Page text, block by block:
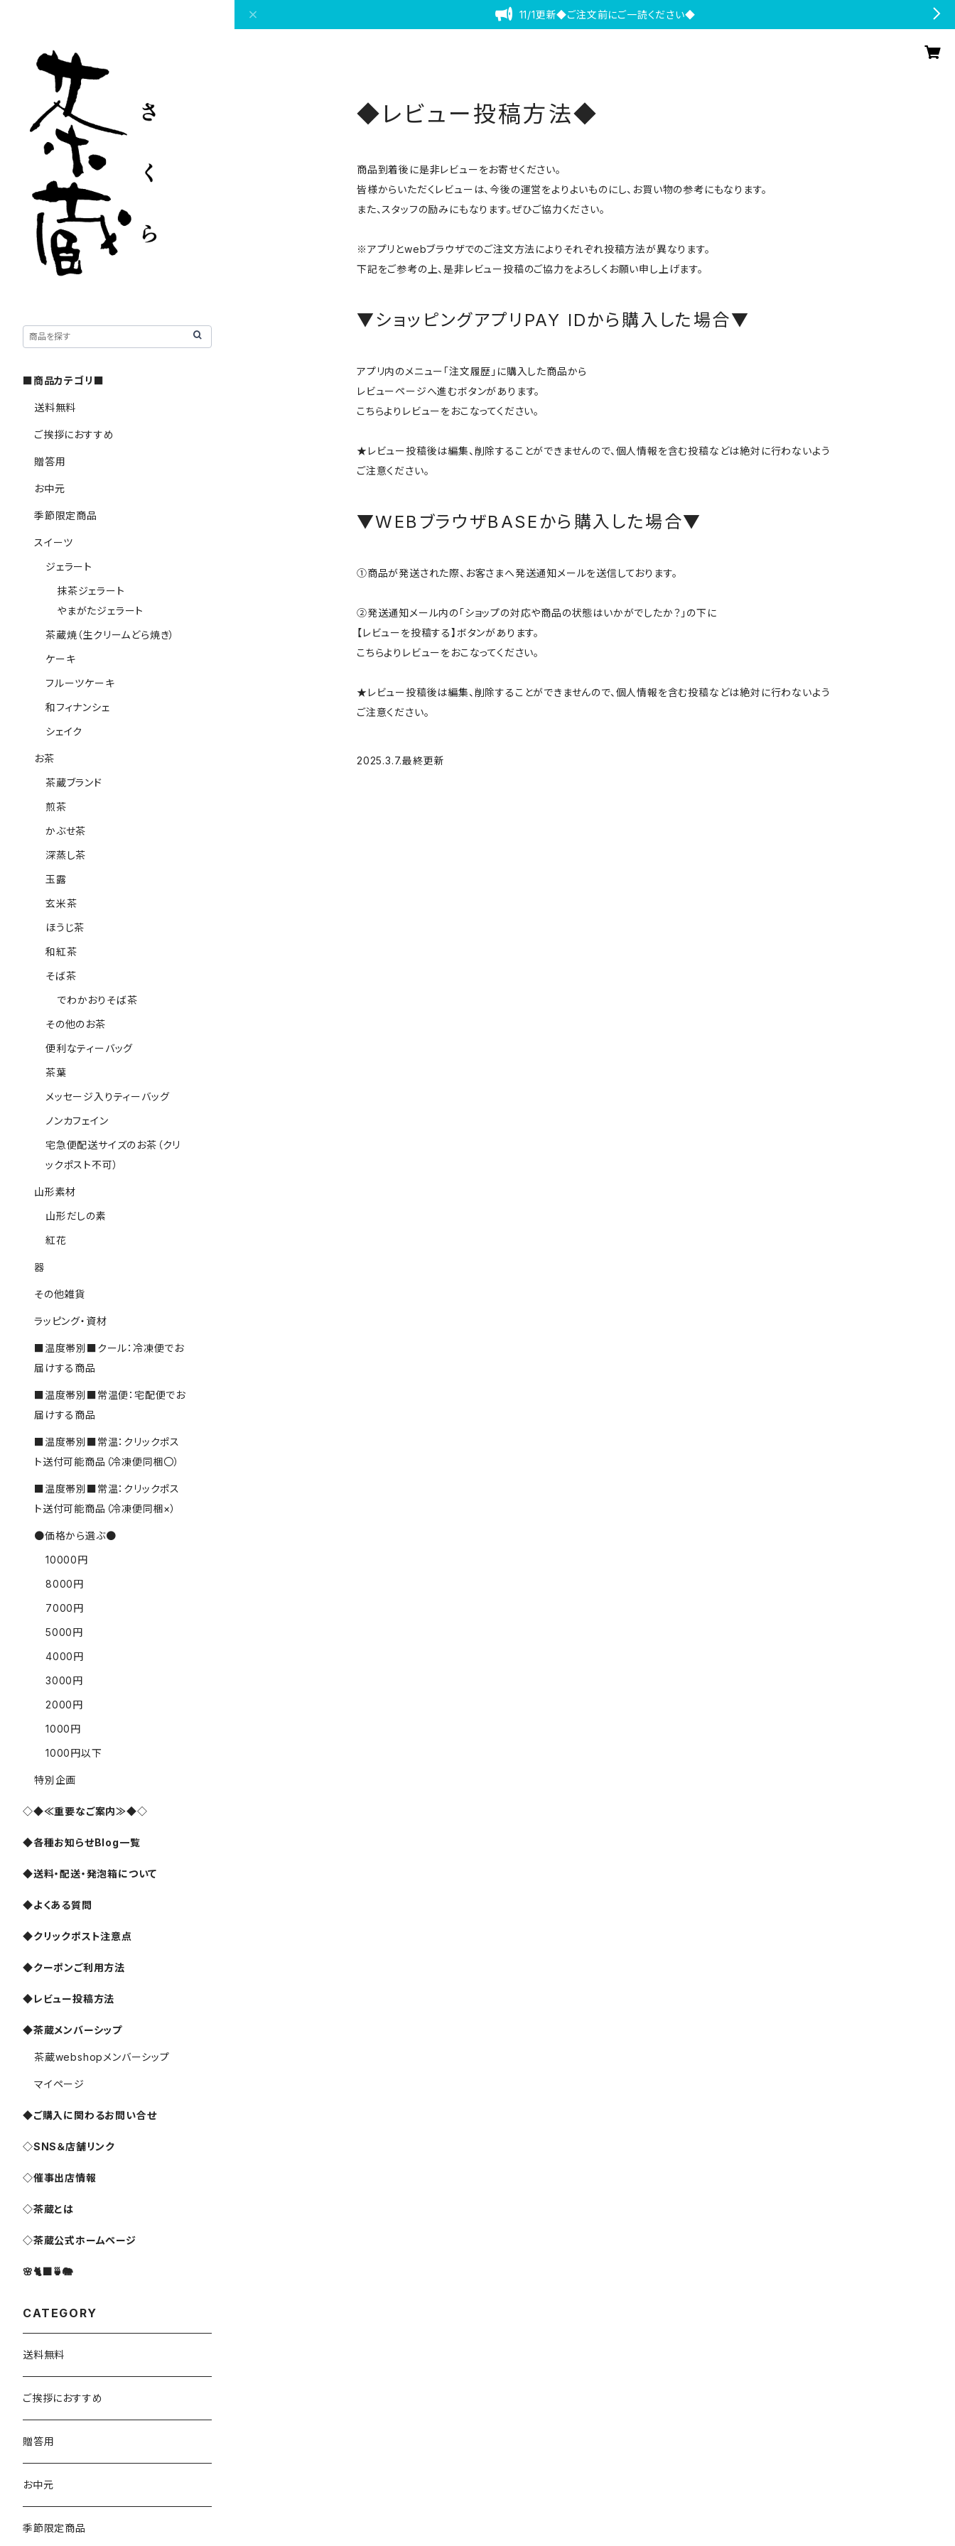
11/1更新◆ご注文前にご一読ください◆
◆レビュー投稿方法◆
商品到着後に是非レビューをお寄せください。
皆様からいただくレビューは、今後の運営をよりよいものにし、お買い物の参考にもなります。
また、スタッフの励みにもなります。ぜひご協力ください。
※アプリとwebブラウザでのご注文方法によりそれぞれ投稿方法が異なります。
下記をご参考の上、是非レビュー投稿のご協力をよろしくお願い申し上げます。
▼ショッピングアプリPAY IDから購入した場合▼
アプリ内のメニュー「注文履歴」に購入した商品から
レビューページへ進むボタンがあります。
こちらよりレビューをおこなってください。
★レビュー投稿後は編集、削除することができませんので、個人情報を含む投稿などは絶対に行わないよう
ご注意ください。
▼WEBブラウザBASEから購入した場合▼
①商品が発送された際、お客さまへ発送通知メールを送信しております。
②発送通知メール内の「ショップの対応や商品の状態はいかがでしたか？」の下に
【レビューを投稿する】ボタンがあります。
こちらよりレビューをおこなってください。
★レビュー投稿後は編集、削除することができませんので、個人情報を含む投稿などは絶対に行わないよう
ご注意ください。
2025.3.7.最終更新
■商品カテゴリ■
送料無料
ご挨拶におすすめ
贈答用
お中元
季節限定商品
スイーツ
ジェラート
抹茶ジェラート
やまがたジェラート
茶蔵焼（生クリームどら焼き）
ケーキ
フルーツケーキ
和フィナンシェ
シェイク
お茶
茶蔵ブランド
煎茶
かぶせ茶
深蒸し茶
玉露
玄米茶
ほうじ茶
和紅茶
そば茶
でわかおりそば茶
その他のお茶
便利なティーバッグ
茶葉
メッセージ入りティーバッグ
ノンカフェイン
宅急便配送サイズのお茶（クリ
ックポスト不可）
山形素材
山形だしの素
紅花
器
その他雑貨
ラッピング・資材
■温度帯別■クール：冷凍便でお
届けする商品
■温度帯別■常温便：宅配便でお
届けする商品
■温度帯別■常温：クリックポス
ト送付可能商品（冷凍便同梱〇）
■温度帯別■常温：クリックポス
ト送付可能商品（冷凍便同梱×）
●価格から選ぶ●
10000円
8000円
7000円
5000円
4000円
3000円
2000円
1000円
1000円以下
特別企画
◇◆≪重要なご案内≫◆◇
◆各種お知らせBlog一覧
◆送料・配送・発泡箱について
◆よくある質問
◆クリックポスト注意点
◆クーポンご利用方法
◆レビュー投稿方法
◆茶蔵メンバーシップ
茶蔵webshopメンバーシップ
マイページ
◆ご購入に関わるお問い合せ
◇SNS＆店舗リンク
◇催事出店情報
◇茶蔵とは
◇茶蔵公式ホームページ
🌸🐈‍⬛🍵🐘
CATEGORY
送料無料
ご挨拶におすすめ
贈答用
お中元
季節限定商品